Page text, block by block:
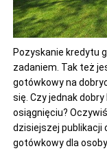
Pozyskanie kredytu
zadaniem. Tak też
gotówkowy na
się. Czy jednak
osiągnięciu?
dzisiejszej publikacji
gotówkowy dla